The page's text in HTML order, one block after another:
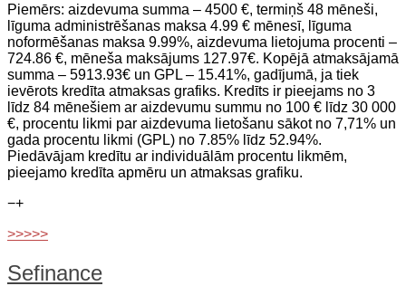
Piemērs: aizdevuma summa – 4500 €, termiņš 48 mēneši,
līguma administrēšanas maksa 4.99 € mēnesī, līguma
noformēšanas maksa 9.99%, aizdevuma lietojuma procenti –
724.86 €, mēneša maksājums 127.97€. Kopējā atmaksājamā
summa – 5913.93€ un GPL – 15.41%, gadījumā, ja tiek
ievērots kredīta atmaksas grafiks. Kredīts ir pieejams no 3
līdz 84 mēnešiem ar aizdevumu summu no 100 € līdz 30 000
€, procentu likmi par aizdevuma lietošanu sākot no 7,71% un
gada procentu likmi (GPL) no 7.85% līdz 52.94%.
Piedāvājam kredītu ar individuālām procentu likmēm,
pieejamo kredīta apmēru un atmaksas grafiku.
−+
>>>>>
Sefinance